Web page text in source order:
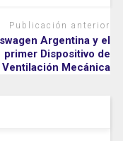
Publicación anterior
Argentina y el
primer Dispositivo de
Ventilación Mecánica